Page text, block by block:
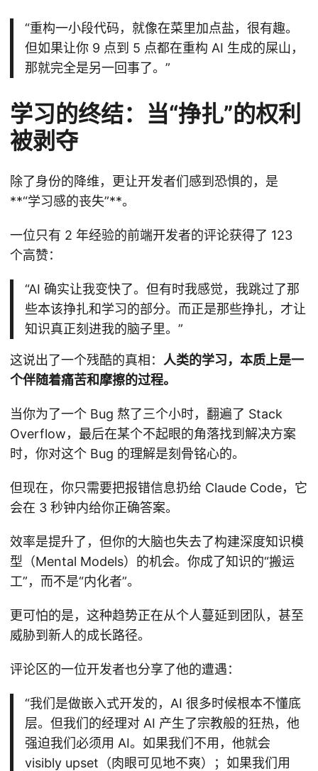
“重构一小段代码，就像在菜里加点盐，很有趣。
但如果让你 9 点到 5 点都在重构 AI 生成的屎山，
那就完全是另一回事了。”
学习的终结：当“挣扎”的权利
被剥夺
除了身份的降维，更让开发者们感到恐惧的，是
**“学习感的丧失”**。
一位只有 2 年经验的前端开发者的评论获得了 123
个高赞：
“AI 确实让我变快了。但有时我感觉，我跳过了那
些本该挣扎和学习的部分。而正是那些挣扎，才让
知识真正刻进我的脑子里。”
这说出了一个残酷的真相： 人类的学习，本质上是一
个伴随着痛苦和摩擦的过程。
当你为了一个 Bug 熬了三个小时，翻遍了 Stack
Overflow，最后在某个不起眼的角落找到解决方案
时，你对这个 Bug 的理解是刻骨铭心的。
但现在，你只需要把报错信息扔给 Claude Code，它
会在 3 秒钟内给你正确答案。
效率是提升了，但你的大脑也失去了构建深度知识模
型（Mental Models）的机会。你成了知识的“搬运
工”，而不是“内化者”。
更可怕的是，这种趋势正在从个人蔓延到团队，甚至
威胁到新人的成长路径。
评论区的一位开发者也分享了他的遭遇：
“我们是做嵌入式开发的，AI 很多时候根本不懂底
层。但我们的经理对 AI 产生了宗教般的狂热，他
强迫我们必须用 AI。如果我们不用，他就会
visibly upset（肉眼可见地不爽）；如果我们用